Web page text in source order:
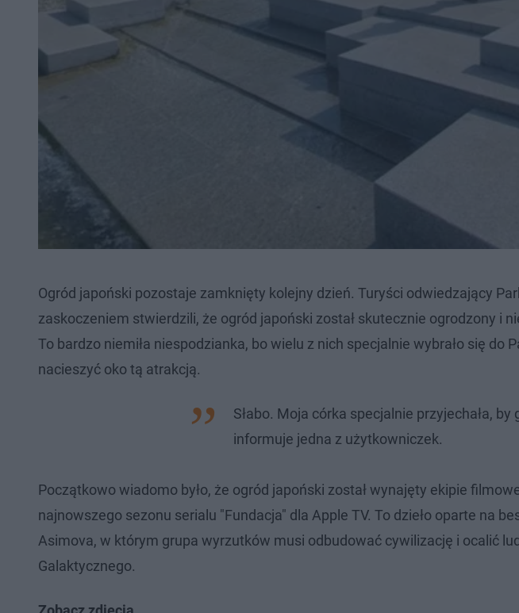
Ogród japoński pozostaje zamknięty kolejny dzień. Turyści odwiedzający
zaskoczeniem stwierdzili, że ogród japoński został skutecznie ogrodzony i
To bardzo niemiła niespodzianka, bo wielu z nich specjalnie wybrało się do
nacieszyć oko tą atrakcją.
Słabo. Moja córka specjalnie przyjechała,
informuje jedna z użytkowniczek.
Początkowo wiadomo było, że ogród japoński został wynajęty ekipie
najnowszego sezonu serialu "Fundacja" dla Apple TV. To dzieło oparte na
Asimova, w którym grupa wyrzutków musi odbudować cywilizację i ocalić
Galaktycznego.